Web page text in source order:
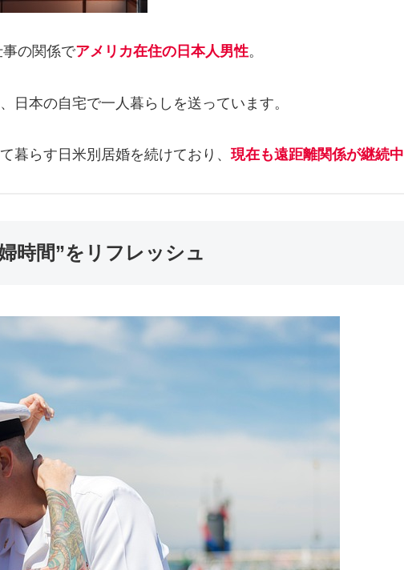
の関係でアメリカ在住の日本人男性。
日本の自宅で一人暮らしを送っています。
暮らす日米別居婚を続けており、 現在も遠距離関係が継続中
時間”をリフレッシュ